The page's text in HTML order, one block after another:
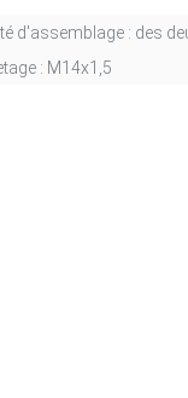
d'assemblage : des
: M14x1,5